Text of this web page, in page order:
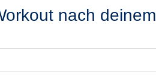
nach deinem